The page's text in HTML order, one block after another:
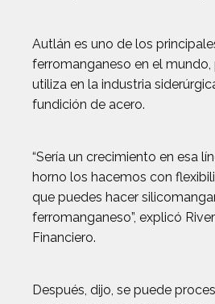
Autlán es uno de los
ferromanganeso en el
utiliza en la industria
fundición de acero.
“Sería un crecimiento en esa
horno los hacemos con
que puedes hacer
ferromanganeso”, explicó
Financiero.
Después, dijo, se puede